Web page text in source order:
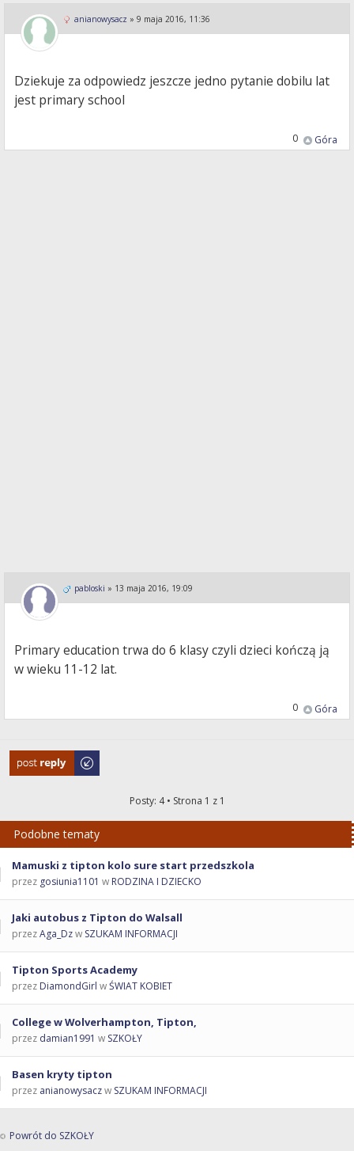
anianowysacz » 9 maja 2016, 11:36
Dziekuje za odpowiedz jeszcze jedno pytanie dobilu lat
jest primary school
Góra
0
pabloski » 13 maja 2016, 19:09
Primary education trwa do 6 klasy czyli dzieci kończą ją
w wieku 11-12 lat.
Góra
0
Odpowiedz
Posty: 4 • Strona 1 z 1
Podobne tematy
Mamuski z tipton kolo sure start przedszkola
przez gosiunia1101 w RODZINA I DZIECKO
Jaki autobus z Tipton do Walsall
przezAga_Dzw SZUKAM INFORMACJI
Tipton Sports Academy
przez DiamondGirl wŚWIAT KOBIET
College w Wolverhampton, Tipton,
przez damian1991 w SZKOŁY
Basen kryty tipton
przez anianowysaczw SZUKAM INFORMACJI
Powrót do SZKOŁY